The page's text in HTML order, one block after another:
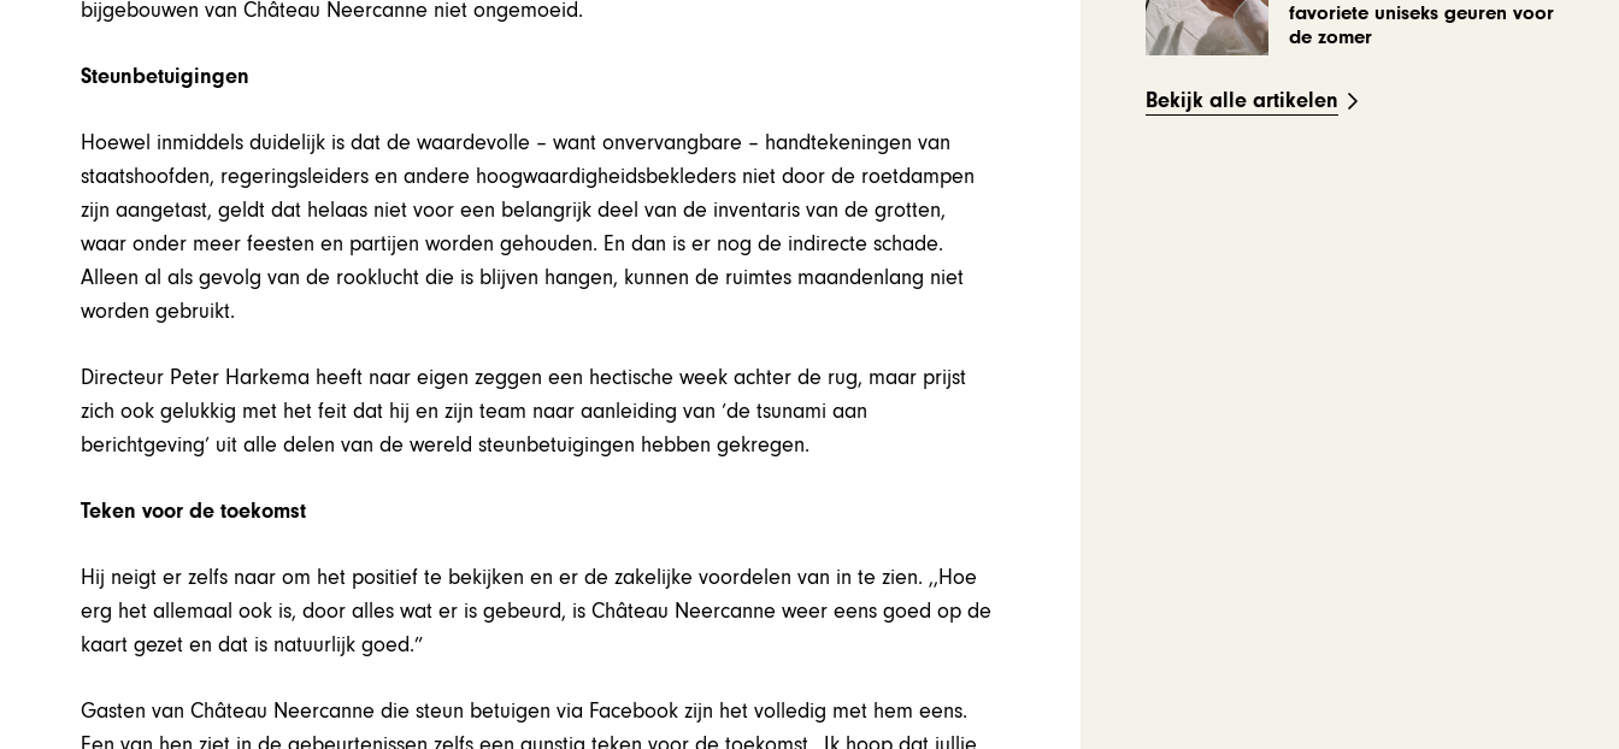
bijgebouwen van Château Neercanne niet ongemoeid.
Steunbetuigingen
Hoewel inmiddels duidelijk is dat de waardevolle – want onvervangbare – handtekeningen van
staatshoofden, regeringsleiders en andere hoogwaardigheidsbekleders niet door de roetdampen
zijn aangetast, geldt dat helaas niet voor een belangrijk deel van de inventaris van de grotten,
waar onder meer feesten en partijen worden gehouden. En dan is er nog de indirecte schade.
Alleen al als gevolg van de rooklucht die is blijven hangen, kunnen de ruimtes maandenlang niet
worden gebruikt.
Directeur Peter Harkema heeft naar eigen zeggen een hectische week achter de rug, maar prijst
zich ook gelukkig met het feit dat hij en zijn team naar aanleiding van ‘de tsunami aan
berichtgeving’ uit alle delen van de wereld steunbetuigingen hebben gekregen.
Teken voor de toekomst
Hij neigt er zelfs naar om het positief te bekijken en er de zakelijke voordelen van in te zien. ,,Hoe
erg het allemaal ook is, door alles wat er is gebeurd, is Château Neercanne weer eens goed op de
kaart gezet en dat is natuurlijk goed.”
Gasten van Château Neercanne die steun betuigen via Facebook zijn het volledig met hem eens.
favoriete uniseks geuren voor
de zomer
Bekijk alle artikelen